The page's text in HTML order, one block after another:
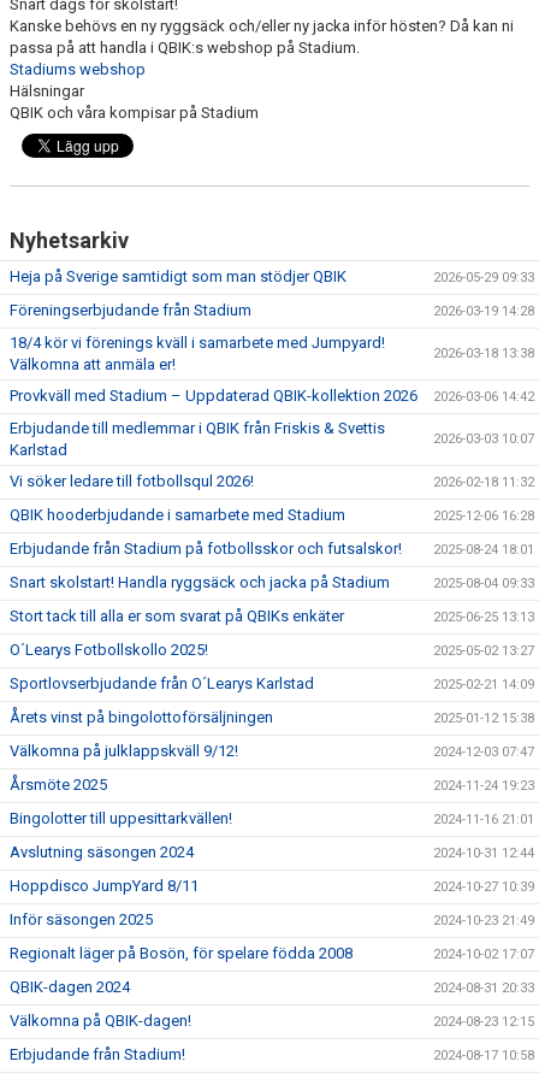
FILM
DOKUMENT
LEDARE
Snart dags för skolstart!
Kanske behövs en ny ryggsäck och/eller ny jacka inför hösten? Då kan ni
passa på att handla i QBIK:s webshop på Stadium.
Stadiums webshop
Hälsningar
QBIK och våra kompisar på Stadium
Nyhetsarkiv
Heja på Sverige samtidigt som man stödjer QBIK 2026-05-29 09:33
Föreningserbjudande från Stadium 2026-03-19 14:28
18/4 kör vi förenings kväll i samarbete med Jumpyard!
Välkomna att anmäla er!
2026-03-18 13:38
Provkväll med Stadium – Uppdaterad QBIK-kollektion 2026 2026-03-06 14:42
Erbjudande till medlemmar i QBIK från Friskis & Svettis
Karlstad
2026-03-03 10:07
Vi söker ledare till fotbollsqul 2026! 2026-02-18 11:32
QBIK hooderbjudande i samarbete med Stadium 2025-12-06 16:28
Erbjudande från Stadium på fotbollsskor och futsalskor! 2025-08-24 18:01
Snart skolstart! Handla ryggsäck och jacka på Stadium 2025-08-04 09:33
Stort tack till alla er som svarat på QBIKs enkäter 2025-06-25 13:13
O´Learys Fotbollskollo 2025! 2025-05-02 13:27
Sportlovserbjudande från O´Learys Karlstad 2025-02-21 14:09
Årets vinst på bingolottoförsäljningen 2025-01-12 15:38
Välkomna på julklappskväll 9/12! 2024-12-03 07:47
Årsmöte 2025 2024-11-24 19:23
Bingolotter till uppesittarkvällen! 2024-11-16 21:01
Avslutning säsongen 2024 2024-10-31 12:44
Hoppdisco JumpYard 8/11 2024-10-27 10:39
Inför säsongen 2025 2024-10-23 21:49
Regionalt läger på Bosön, för spelare födda 2008 2024-10-02 17:07
QBIK-dagen 2024 2024-08-31 20:33
Välkomna på QBIK-dagen! 2024-08-23 12:15
Erbjudande från Stadium! 2024-08-17 10:58